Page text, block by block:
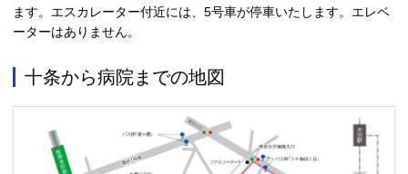
ます。エスカレーター付近には、5号車が停車いたします。エレベ
ーターはありません。
十条から病院までの地図